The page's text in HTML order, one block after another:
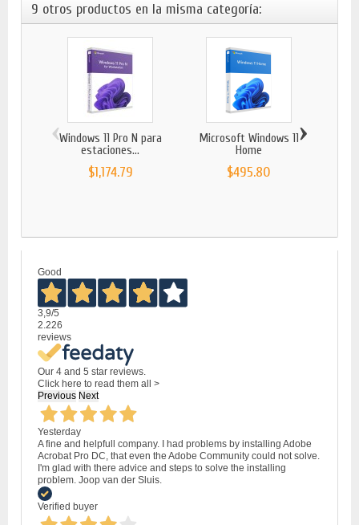
9 otros productos en la misma categoría:
Windows 11 Pro N para
estaciones...
$1,174.79
Microsoft Windows 11
Home
$495.80
‹ ›
Good
3,9/5
2.226
reviews
Our 4 and 5 star reviews.
Click here to read them all >
Previous Next
Yesterday
A fine and helpfull company. I had problems by installing Adobe
Acrobat Pro DC, that even the Adobe Community could not solve.
I'm glad with there advice and steps to solve the installing
problem. Joop van der Sluis.
Verified buyer